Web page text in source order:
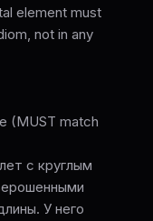
element must
not in any
(MUST match
с круглым
У него